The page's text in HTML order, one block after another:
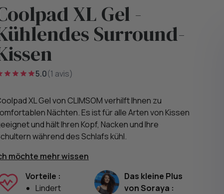
XL Gel -
Surround-
5.0(1 avis)
XL Gel von CLIMSOM verhilft Ihnen zu
Nächten. Es ist für alle Arten von Kissen
und hält Ihren Kopf, Nacken und Ihre
während des Schlafs kühl.
möchte mehr wissen
Vorteile :
Lindert
Das kleine Plus
von Soraya :